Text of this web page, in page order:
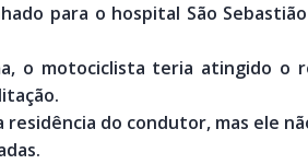
para o hospital São
o motociclista teria atingido o
do condutor, mas ele